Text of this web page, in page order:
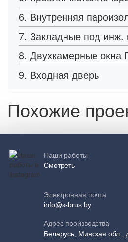
6. Внутренняя
7. Закладные под инж.
8. Двухкамерные окна
9. Входная дверь
Похожие
Наши работы
Смотреть
Электронная почта
info@s-brus.by
Адрес производства
Беларусь, Минская обл.,